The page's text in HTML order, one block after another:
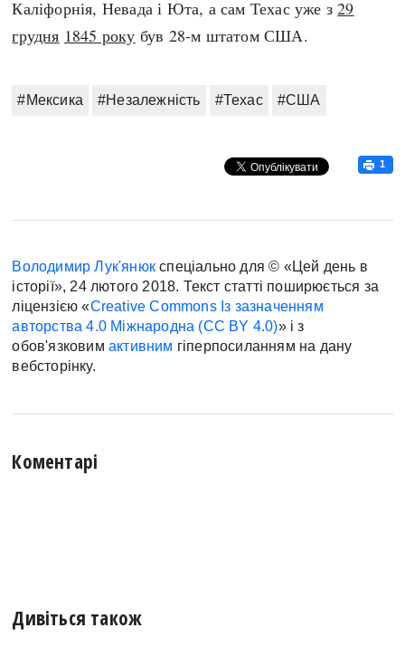
Каліфорнія, Невада і Юта, а сам Техас уже з29
грудня 1845 року був 28-м штатом США.
#Мексика #Незалежність #Техас #США
1
Володимир Лук'янюк спеціально для © «Цей день в
історії», 24 лютого 2018. Текст статті поширюється за
ліцензією «Creative Commons Із зазначенням
авторства 4.0 Міжнародна (CC BY 4.0)» і з
обов'язковимактивним гіперпосиланням на дану
вебсторінку.
Коментарі
Дивіться також